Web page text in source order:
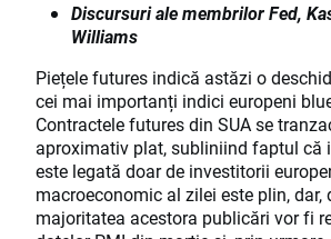
Discursuri ale membrilor Fed,
Williams
Piețele futures indică astăzi o
cei mai importanți indici europeni
Contractele futures din SUA se
aproximativ plat, subliniind faptul că
este legată doar de investitorii
macroeconomic al zilei este plin, dar,
majoritatea acestora publicări vor fi